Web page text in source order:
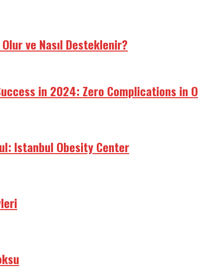
ve Nasıl Desteklenir?
in 2024: Zero Complications in
Istanbul Obesity Center